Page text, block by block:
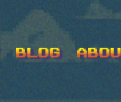
BLOG